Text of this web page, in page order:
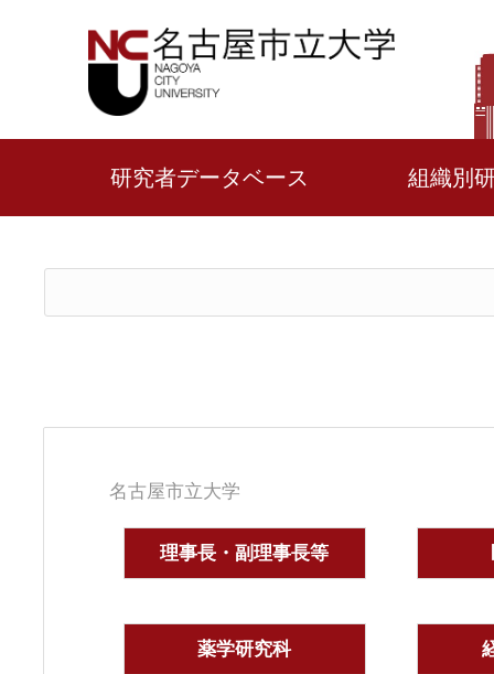
研究者データベース 組織別
名古屋市立大学
理事長・副理事長等
薬学研究科